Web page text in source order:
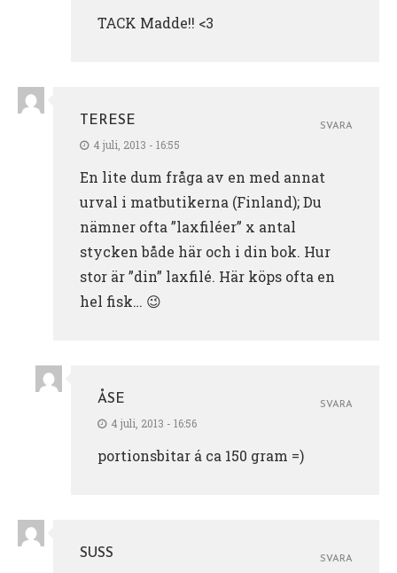
TACK Madde!! <3
TERESE
4 juli, 2013 - 16:55
En lite dum fråga av en med annat
urval i matbutikerna (Finland); Du
nämner ofta ”laxfiléer” x antal
stycken både här och i din bok. Hur
stor är ”din” laxfilé. Här köps ofta en
hel fisk… 😉
SVARA
ÅSE
4 juli, 2013 - 16:56
portionsbitar á ca 150 gram =)
SVARA
SUSS
SVARA